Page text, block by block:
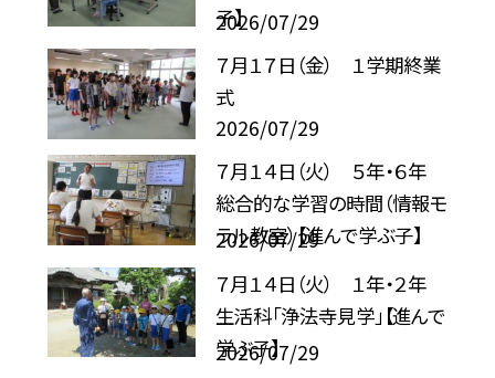
子】
2026/07/29
７月１７日（金） １学期終業
式
2026/07/29
７月１４日（火） ５年・６年
総合的な学習の時間（情報モ
ラル教室）【進んで学ぶ子】
2026/07/29
７月１４日（火） １年・２年
生活科「浄法寺見学」【進んで
学ぶ子】
2026/07/29